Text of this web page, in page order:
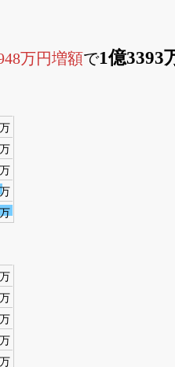
万円増額で1億3393